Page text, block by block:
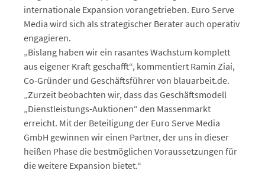
internationale Expansion vorangetrieben. Euro Serve
Media wird sich als strategischer Berater auch operativ
engagieren.
„Bislang haben wir ein rasantes Wachstum komplett
aus eigener Kraft geschafft“, kommentiert Ramin Ziai,
Co-Gründer und Geschäftsführer von blauarbeit.de.
„Zurzeit beobachten wir, dass das Geschäftsmodell
„Dienstleistungs-Auktionen“ den Massenmarkt
erreicht. Mit der Beteiligung der Euro Serve Media
GmbH gewinnen wir einen Partner, der uns in dieser
heißen Phase die bestmöglichen Voraussetzungen für
die weitere Expansion bietet.“